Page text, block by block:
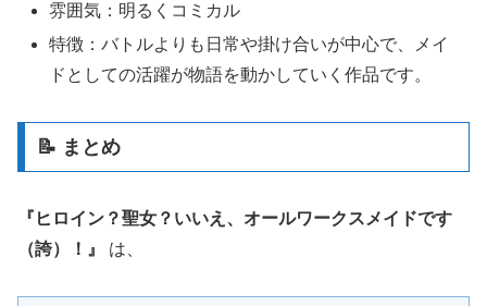
雰囲気：明るくコミカル
特徴：バトルよりも日常や掛け合いが中心で、メイ
ドとしての活躍が物語を動かしていく作品です。
📝 まとめ
『ヒロイン？聖女？いいえ、オールワークスメイドです
（誇）！』
は、